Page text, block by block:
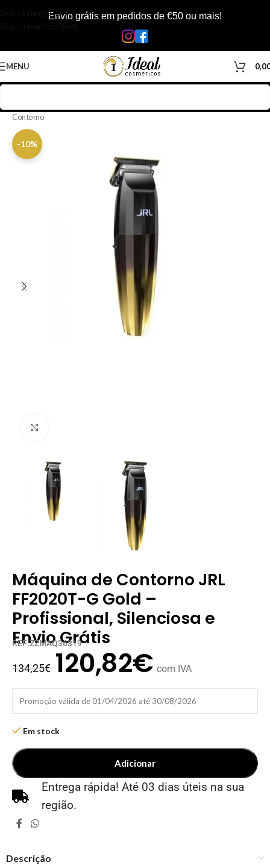
Skip to navigationEnvio grátis em pedidos de €50 ou mais!
MENU
Contorno
-10%
Máquina de Contorno JRL
FF2020T-G Gold –
Profissional, Silenciosa e
Envio Grátis
REF:ZZMAQ36319
134,25€ 120,82€ com IVA
Promoção válida de 01/04/2026 até 30/08/2026
Em stock
Adicionar
Entrega rápida! Até 03 dias úteis na sua
região.
Descrição